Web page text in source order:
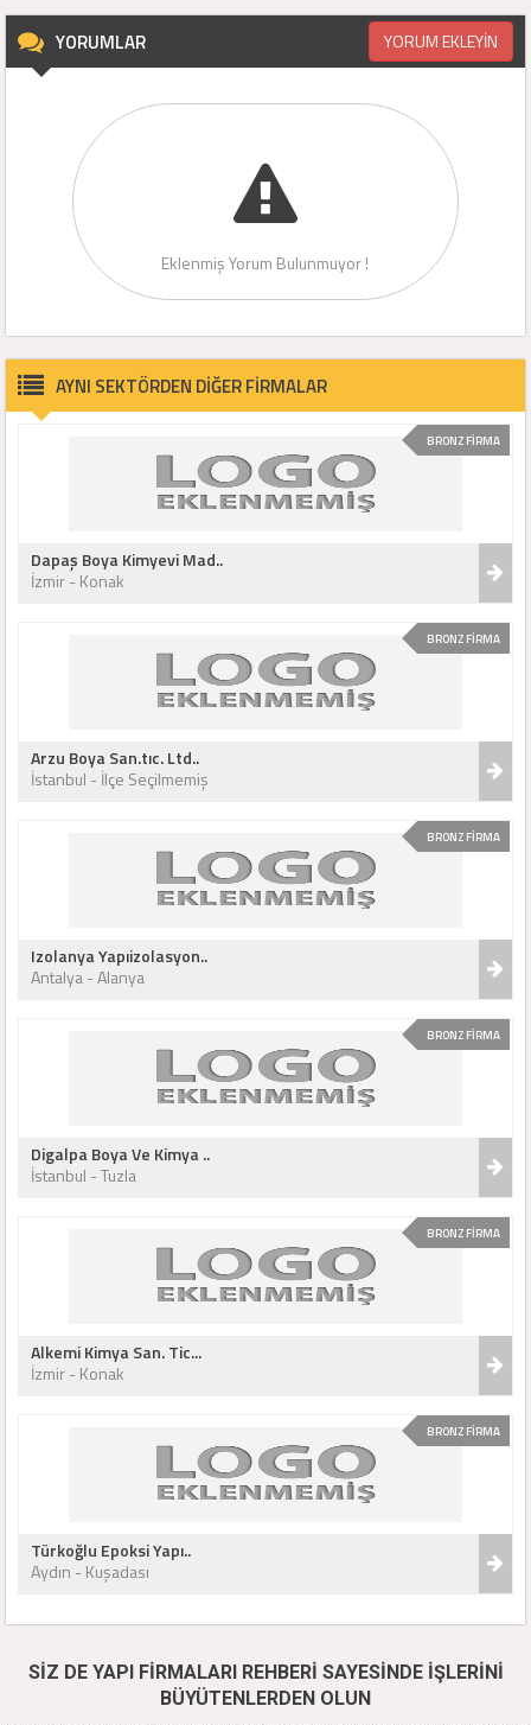
YORUMLAR YORUM EKLEYİN
Eklenmiş Yorum Bulunmuyor !
AYNI SEKTÖRDEN DİĞER FİRMALAR
BRONZ FİRMA
Dapaş Boya Kimyevi Mad..
İzmir - Konak
BRONZ FİRMA
Arzu Boya San.tıc. Ltd..
İstanbul - İlçe Seçilmemiş
BRONZ FİRMA
Izolanya Yapıizolasyon..
Antalya - Alanya
BRONZ FİRMA
Digalpa Boya Ve Kimya ..
İstanbul - Tuzla
BRONZ FİRMA
Alkemi Kimya San. Tic...
İzmir - Konak
BRONZ FİRMA
Türkoğlu Epoksi Yapı..
Aydın - Kuşadası
SİZ DE YAPI FİRMALARI REHBERİ SAYESİNDE İŞLERİNİ
BÜYÜTENLERDEN OLUN